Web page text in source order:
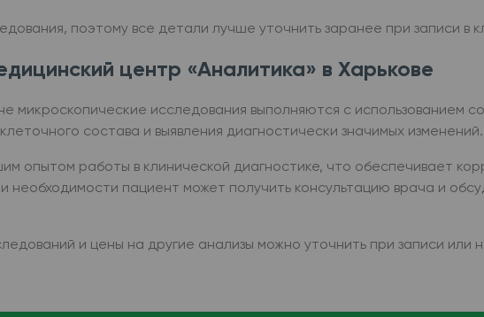
поэтому все детали лучше уточнить заранее при записи в
центр «Аналитика» в Харькове
микроскопические исследования выполняются с использованием
состава и выявления диагностически значимых изменений.
опытом работы в клинической диагностике, что обеспечивает
пациент может получить консультацию врача и
и цены на другие анализы можно уточнить при записи